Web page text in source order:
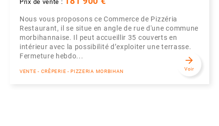
Prix de vente :
Nous vous proposons ce Commerce de Pizzéria
Restaurant, il se situe en angle de rue d'une commune
morbihannaise. Il peut accueillir 35 couverts en
intérieur avec la possibilité d’exploiter une terrasse.
Fermeture hebdo...
VENTE - CRÊPERIE - PIZZERIA MORBIHAN
arrow_forward
Voir